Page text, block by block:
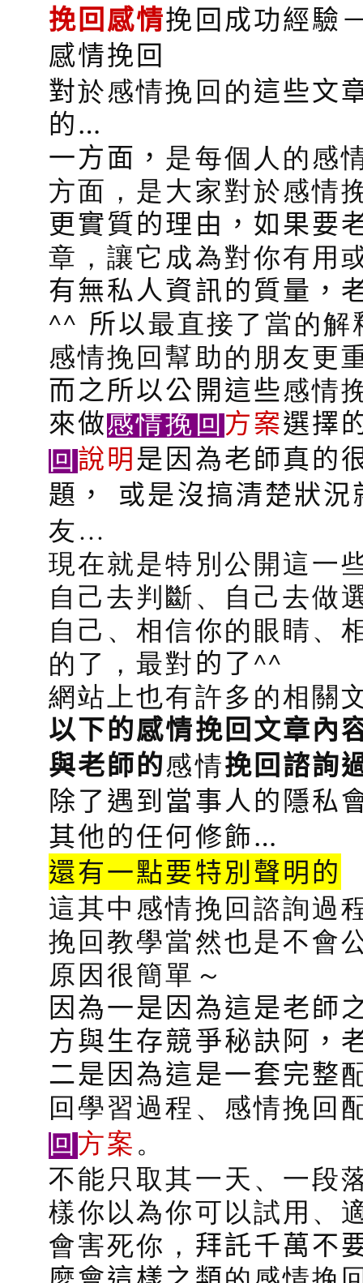
挽回感情挽回成功經驗
感情挽回
對於感情挽回的這些文
的…
一方面， 是每個人的感
方面，是大家對於感情
更實質的理由，如果要
章，讓它成為對你有用
有無私人資訊的質量，
^^ 所以最直接了當的
感情挽回幫助的朋友更
而之所以公開這些感情
來做感情挽回方案選擇
回說明是因為老師真的
題，
或是沒搞清楚狀況
友…
現在就是特別公開這一
自己去判斷、自己去做
自己、相信你的眼睛、
的了，最對的了^^
網站上也有許多的相關
以下的感情挽回文章內
與老師的感情挽回諮詢
除了遇到當事人的隱私
其他的任何修飾…
還有一點要特別聲明的
這其中感情挽回諮詢過
挽回教學當然也是不會
原因很簡單～
因為一是因為這是老師
方與生存競爭秘訣阿，
二是因為這是一套完整
回學習過程、感情挽回
回方案。
不能只取其一天、一段
樣你以為你可以試用、
會害死你， 拜託千萬不